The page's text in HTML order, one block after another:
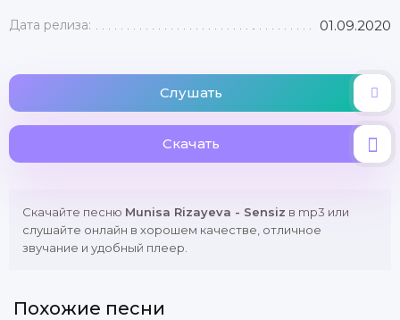
Дата релиза: 01.09.2020
Слушать
Скачать
Скачайте песню Munisa Rizayeva - Sensiz в mp3 или
слушайте онлайн в хорошем качестве, отличное
звучание и удобный плеер.
Похожие песни